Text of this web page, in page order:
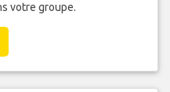
votre groupe.